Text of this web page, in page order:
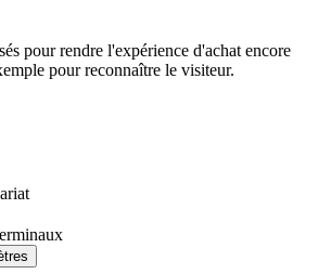
pour rendre l'expérience d'achat encore
pour reconnaître le visiteur.